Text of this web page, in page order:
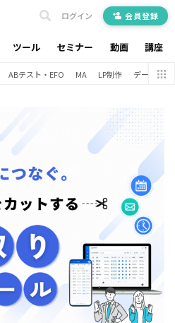
ツール セミナー 動画 講座
ログイン 会員登録
ABテスト・EFO MA LP制作 データ分析